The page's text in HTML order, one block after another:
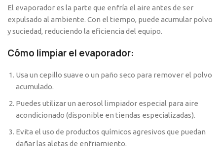
El evaporador es la parte que enfría el aire antes de ser
expulsado al ambiente. Con el tiempo, puede acumular polvo
y suciedad, reduciendo la eficiencia del equipo.
Cómo limpiar el evaporador:
Usa un cepillo suave o un paño seco para remover el polvo
acumulado.
Puedes utilizar un aerosol limpiador especial para aire
acondicionado (disponible en tiendas especializadas).
Evita el uso de productos químicos agresivos que puedan
dañar las aletas de enfriamiento.